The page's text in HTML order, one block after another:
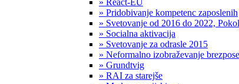
» Pridobivanje kompetenc zaposlenih
» Svetovanje od 2016 do 2022,
» Socialna aktivacija
» Svetovanje za odrasle 2015
» Neformalno izobraževanje
» Grundtvig
» RAI za starejše